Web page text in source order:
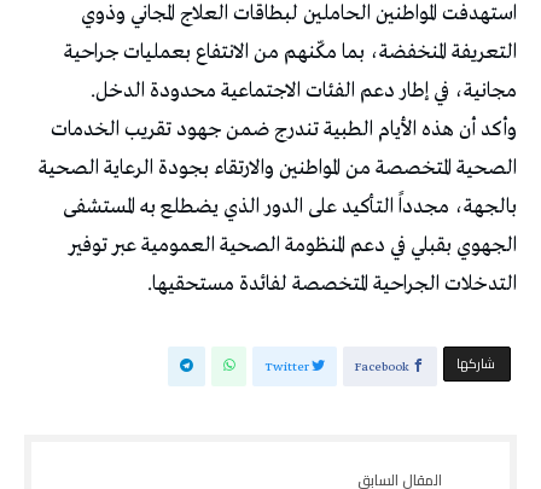
استهدفت المواطنين الحاملين لبطاقات العلاج المجاني وذوي
التعريفة المنخفضة، بما مكّنهم من الانتفاع بعمليات جراحية
مجانية، في إطار دعم الفئات الاجتماعية محدودة الدخل.
وأكد أن هذه الأيام الطبية تندرج ضمن جهود تقريب الخدمات
الصحية المتخصصة من المواطنين والارتقاء بجودة الرعاية الصحية
بالجهة، مجدداً التأكيد على الدور الذي يضطلع به المستشفى
الجهوي بقبلي في دعم المنظومة الصحية العمومية عبر توفير
التدخلات الجراحية المتخصصة لفائدة مستحقيها.
‫‫ شاركها‬ Facebook
Twitter